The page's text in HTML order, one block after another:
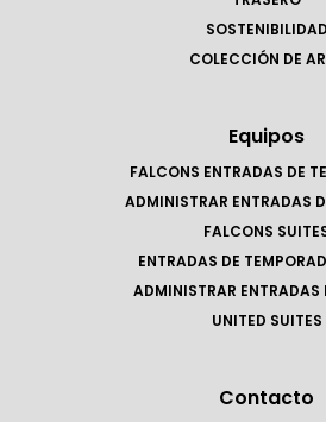
SOSTENIBILIDAD
COLECCIÓN DE
Equipos
FALCONS ENTRADAS DE
ADMINISTRAR ENTRADAS
FALCONS
ENTRADAS DE
ADMINISTRAR ENTRADAS
UNITED SUITES
Contacto